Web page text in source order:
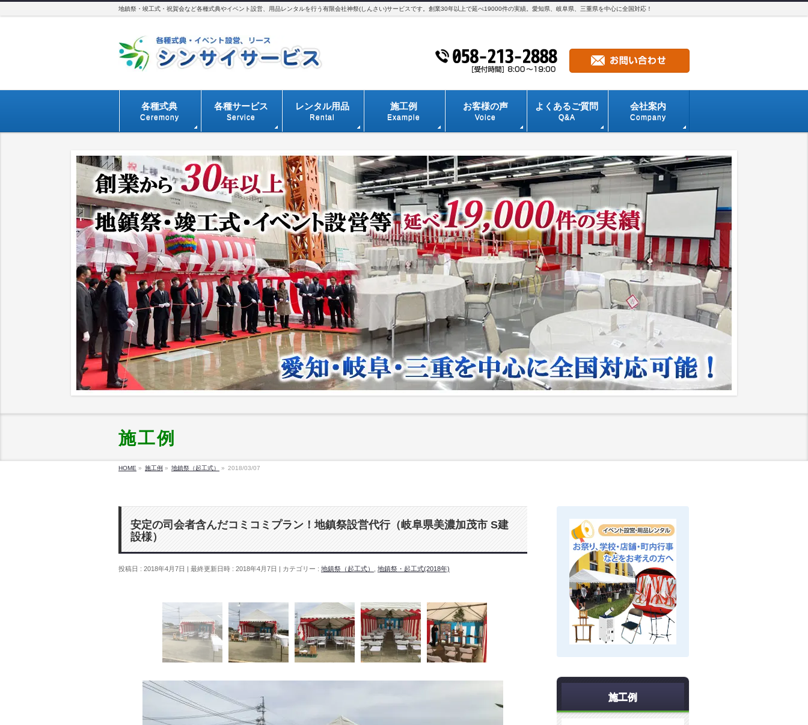
地鎮祭・竣工式・祝賀会など各種式典やイベント設営、用品レンタルを行う有限会社神祭(しんさい)サービスです。創業30年以上で延べ19000件の実績。愛知県、岐阜県、三重県を中心に全国対応！
各種式典
Ceremony
各種サービス
Service
レンタル用品
Rental
施工例
Example
お客様の声
Voice
よくあるご質問
Q&A
会社案内
Company
施工例
HOME » 施工例 » 地鎮祭（起工式） » 2018/03/07
安定の司会者含んだコミコミプラン！地鎮祭設営代行（岐阜県美濃加茂市 S建
設様）
投稿日 : 2018年4月7日 最終更新日時 : 2018年4月7日 カテゴリー : 地鎮祭（起工式） 地鎮祭・起工式(2018年)
施工例